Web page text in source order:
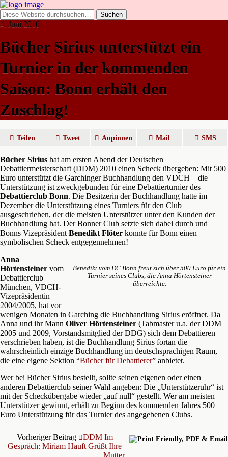
4. Juni 2010
Bücher Sirius unterstützt ein
Turnier in der kommenden
Saison: Bonn erhält den
Zuschlag!
Teilen Tweet Anpinnen Mail SMS
Bücher Sirius hat am ersten Abend der Deutschen
Debattiermeisterschaft (DDM) 2010 einen Scheck übergeben: Mit 500
Euro unterstützt die Garchinger Buchhandlung den VDCH – die
Unterstützung ist zweckgebunden für eine Debattierturnier des
Debattierclub Bonn. Die Besitzerin der Buchhandlung hatte im
Dezember die Unterstützung eines Turniers für den Club
ausgeschrieben, der die meisten Unterstützer unter den Kunden der
Buchhandlung hat. Der Bonner Club setzte sich dabei durch und
Bonns Vizepräsident Benedikt Flöter konnte für Bonn einen
symbolischen Scheck entgegennehmen!
Benedikt vom DC Bonn freut sich über 500 Euro für ein
Turnier seines Clubs, die Anna Hörtensteiner
überreichte.
Anna
Hörtensteiner vom
Debattierclub
München, VDCH-
Vizepräsidentin
2004/2005, hat vor
wenigen Monaten in Garching die Buchhandlung Sirius eröffnet. Da
Anna und ihr Mann Oliver Hörtensteiner (Tabmaster u.a. der DDM
2005 und 2009, Vorstandsmitglied der DDG) sich dem Debattieren
verschrieben haben, ist die Buchhandlung Sirius fortan die
wahrscheinlich einzige Buchhandlung im deutschsprachigen Raum,
die eine eigene Sektion “Bücher für Debattierer” anbietet.
Wer bei Bücher Sirius bestellt, sollte seinen eigenen oder einen
anderen Debattierclub seiner Wahl angeben: Die „Unterstützeruhr“ ist
mit der Scheckübergabe wieder „auf null“ gestellt. Wer am meisten
Unterstützer gewinnt, erhält zu Beginn des kommenden Jahres 500
Euro Unterstützung für das Turnier des angegebenen Clubs.
Vorheriger Beitrag
DDM Im
Gespräch: Miriam Hauft Grüßt Ihre
Mutter